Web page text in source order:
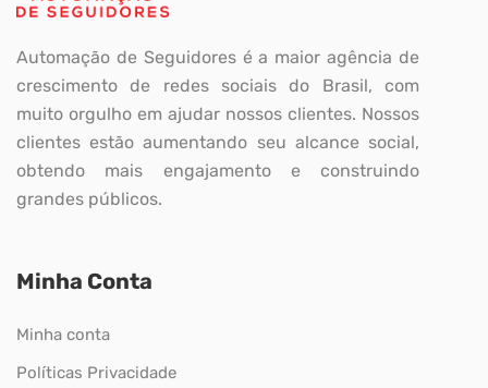
Automação de Seguidores é a maior agência de
crescimento de redes sociais do Brasil, com
muito orgulho em ajudar nossos clientes. Nossos
clientes estão aumentando seu alcance social,
obtendo mais engajamento e construindo
grandes públicos.
Minha Conta
Minha conta
Políticas Privacidade